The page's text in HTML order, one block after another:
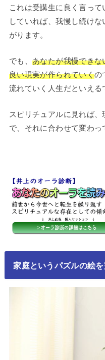
これは受講生に良く言っ
していれば、我慢し続け
がります。
でも、あなたが我慢でき
良い現実が作られていくの
流れていく人生だといえる
スピリチュアルに見れば
で、それに合わせて変わっ
家庭というパズルの絵